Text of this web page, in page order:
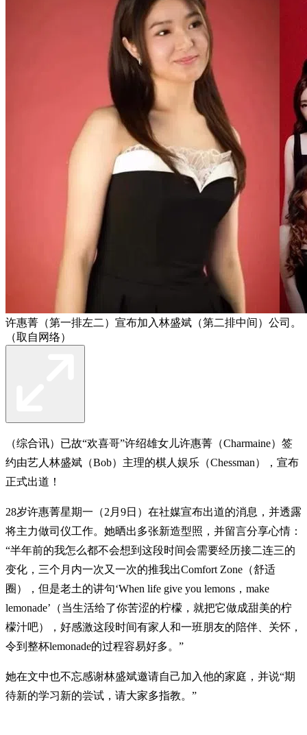
许惠菁（第一排左二）宣布加入林盛斌（第二排中间）公司。
（取自网络）
（综合讯）已故“欢喜哥”许绍雄女儿许惠菁（Charmaine）签
约由艺人林盛斌（Bob）主理的棋人娱乐（Chessman），宣布
正式出道！
28岁许惠菁星期一（2月9日）在社媒宣布出道的消息，并透露
将主力做司仪工作。她晒出多张新造型照，并留言分享心情：
“半年前的我怎么都不会想到这段时间会需要经历接二连三的
变化，三个月内一次又一次的推我出Comfort Zone（舒适
圈），但是老土的讲句‘When life give you lemons，make
lemonade’（当生活给了你苦涩的柠檬，就把它做成甜美的柠
檬汁吧），好感激这段时间有家人和一班朋友的陪伴、关怀，
令到整杯lemonade的过程容易好多。”
她在文中也不忘感谢林盛斌邀请自己加入他的家庭，并说“期
待新的学习新的尝试，请大家多指教。”